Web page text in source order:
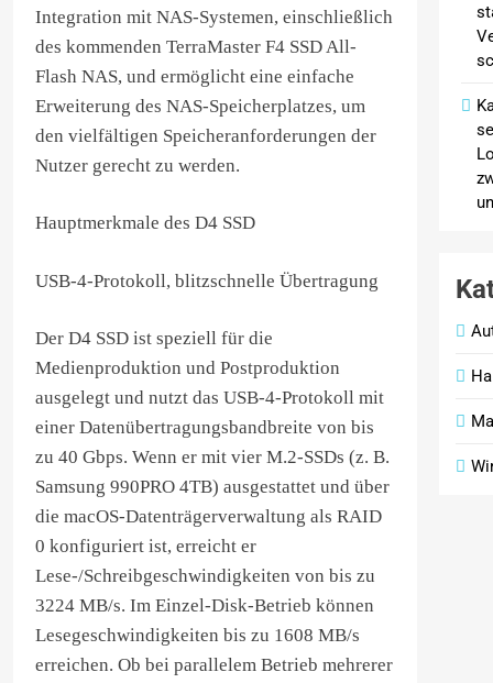
Integration mit NAS-Systemen, einschließlich
des kommenden TerraMaster F4 SSD All-
Flash NAS, und ermöglicht eine einfache
Erweiterung des NAS-Speicherplatzes, um
den vielfältigen Speicheranforderungen der
Nutzer gerecht zu werden.
Hauptmerkmale des D4 SSD
USB-4-Protokoll, blitzschnelle Übertragung
Der D4 SSD ist speziell für die
Medienproduktion und Postproduktion
ausgelegt und nutzt das USB-4-Protokoll mit
einer Datenübertragungsbandbreite von bis
zu 40 Gbps. Wenn er mit vier M.2-SSDs (z. B.
Samsung 990PRO 4TB) ausgestattet und über
die macOS-Datenträgerverwaltung als RAID
0 konfiguriert ist, erreicht er
Lese-/Schreibgeschwindigkeiten von bis zu
3224 MB/s. Im Einzel-Disk-Betrieb können
Lesegeschwindigkeiten bis zu 1608 MB/s
erreichen. Ob bei parallelem Betrieb mehrerer